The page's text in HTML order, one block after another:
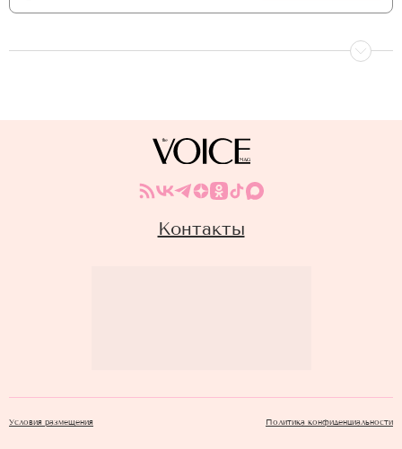
Контакты
Условия размещения Политика конфиденциальности